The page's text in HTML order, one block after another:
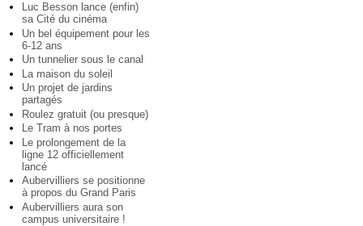
Luc Besson lance (enfin)
sa Cité du cinéma
Un bel équipement pour les
6-12 ans
Un tunnelier sous le canal
La maison du soleil
Un projet de jardins
partagés
Roulez gratuit (ou presque)
Le Tram à nos portes
Le prolongement de la
ligne 12 officiellement
lancé
Aubervilliers se positionne
à propos du Grand Paris
Aubervilliers aura son
campus universitaire !